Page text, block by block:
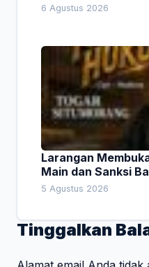
6 Agustus 2026
Larangan
Main dan Sanksi
5 Agustus 2026
Tinggalkan